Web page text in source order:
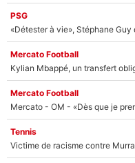
PSG
«Détester à vie», Stéphane
Mercato Football
Kylian Mbappé, un transfert
Mercato Football
Tennis